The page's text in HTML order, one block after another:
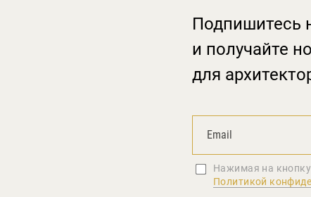
Подпишитесь
и получайте
для
Нажимая на
Политикой